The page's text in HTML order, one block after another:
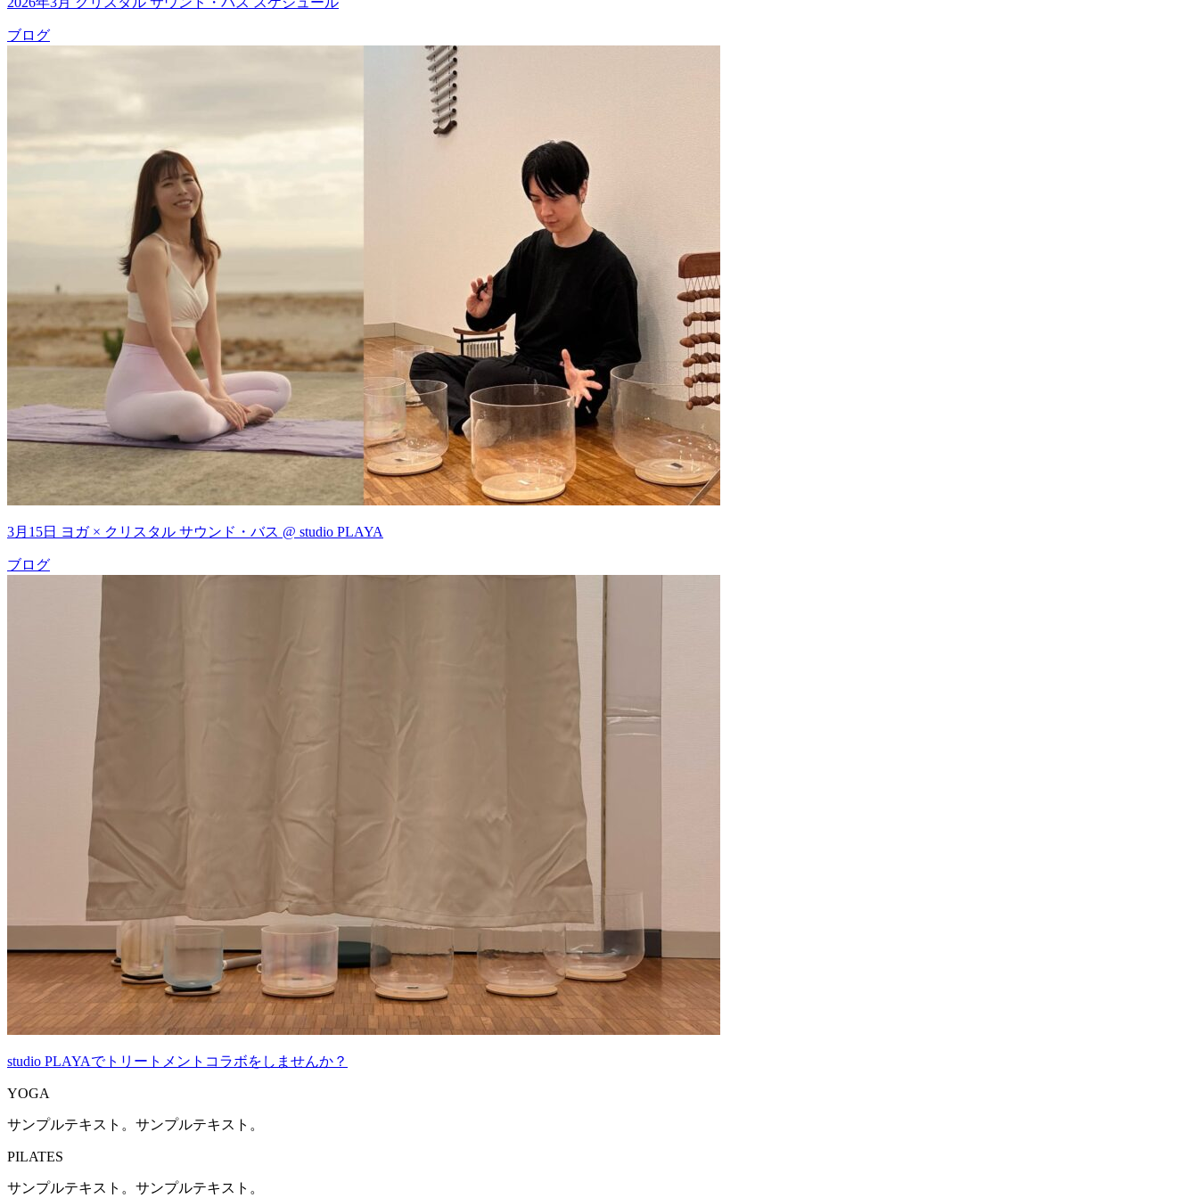
ブログ
3月15日 ヨガ × クリスタル サウンド・バス @ studio PLAYA
ブログ
studio PLAYAでトリートメントコラボをしませんか？
YOGA
サンプルテキスト。サンプルテキスト。
PILATES
サンプルテキスト。サンプルテキスト。